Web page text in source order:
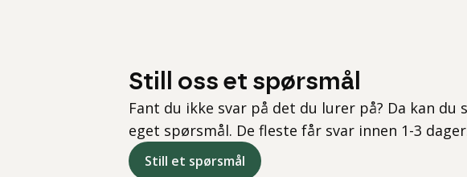
Still oss et spørsmål
Fant du ikke svar på det du lurer på? Da kan du
eget spørsmål. De fleste får svar innen 1-3
Still et spørsmål